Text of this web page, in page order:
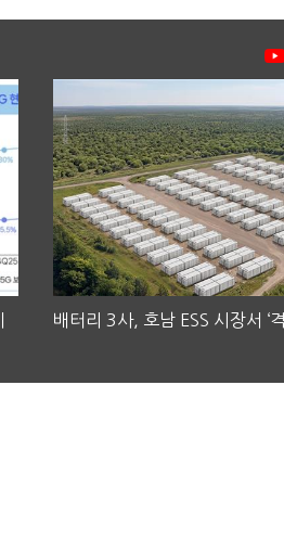
배터리 3사, 호남 ESS 시장서 ‘격